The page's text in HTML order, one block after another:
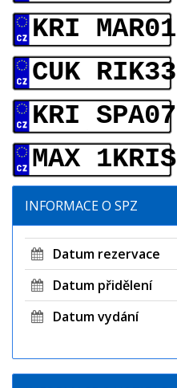
KRI MAR01
CUK RIK33
KRI SPA07
MAX 1KRIS
INFORMACE O SPZ
Datum rezervace
Datum přidělení
Datum vydání